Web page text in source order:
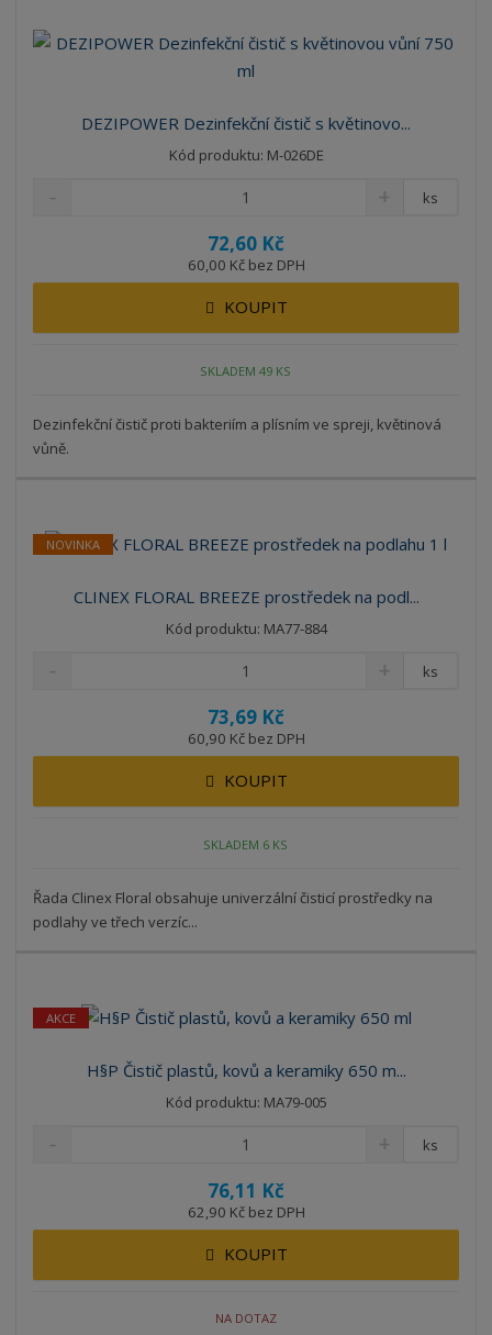
DEZIPOWER Dezinfekční čistič s květinovo...
Kód produktu: M-026DE
72,60 Kč
60,00 Kč bez DPH
ks
KOUPIT
SKLADEM 49 KS
Dezinfekční čistič proti bakteriím a plísním ve spreji, květinová
vůně.
NOVINKA
CLINEX FLORAL BREEZE prostředek na podl...
Kód produktu: MA77-884
73,69 Kč
60,90 Kč bez DPH
ks
KOUPIT
SKLADEM 6 KS
Řada Clinex Floral obsahuje univerzální čisticí prostředky na
podlahy ve třech verzíc...
AKCE
H§P Čistič plastů, kovů a keramiky 650 m...
Kód produktu: MA79-005
76,11 Kč
62,90 Kč bez DPH
ks
KOUPIT
NA DOTAZ